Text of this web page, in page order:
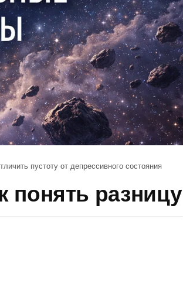
пустоту от депрессивного состояния
понять разницу